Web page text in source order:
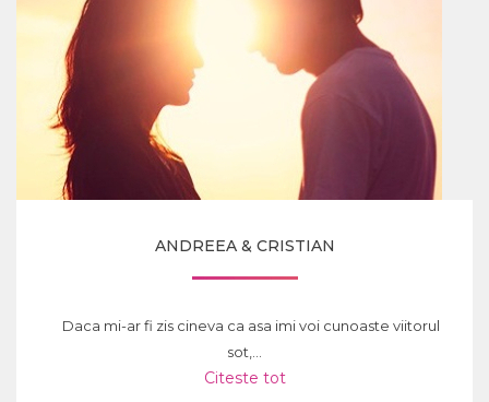
ANDREEA & CRISTIAN
Daca mi-ar fi zis cineva ca asa imi voi cunoaste viitorul
sot,...
Citeste tot